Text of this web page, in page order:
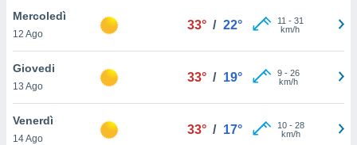
nella
cookie
il tuo
in
Mercoledì
12 Ago
33° / 22° 11 - 31
km/h
Giovedi
13 Ago
33° / 19° 9- 26
km/h
Venerdì
14 Ago
33° / 17° 10- 28
km/h